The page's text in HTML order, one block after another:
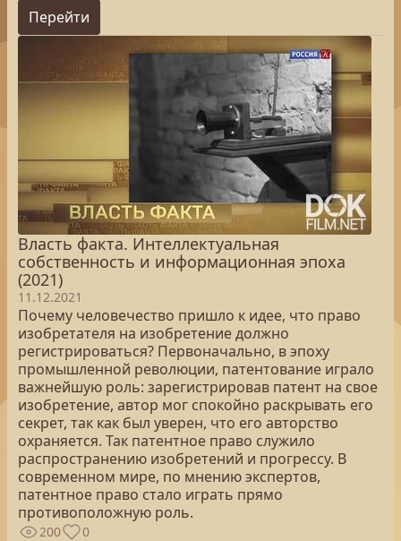
Перейти
Власть факта. Интеллектуальная
собственность и информационная эпоха
(2021)
11.12.2021
Почему человечество пришло к идее, что право
изобретателя на изобретение должно
регистрироваться? Первоначально, в эпоху
промышленной революции, патентование играло
важнейшую роль: зарегистрировав патент на свое
изобретение, автор мог спокойно раскрывать его
секрет, так как был уверен, что его авторство
охраняется. Так патентное право служило
распространению изобретений и прогрессу. В
современном мире, по мнению экспертов,
патентное право стало играть прямо
противоположную роль.
200 0